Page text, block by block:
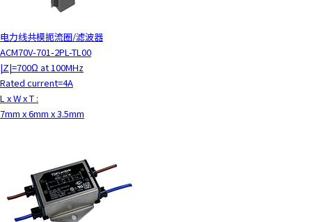
电力线共模扼流圈/滤波器
ACM70V-701-2PL-TL00
|Z|=700Ω at 100MHz
Rated current=4A
L x W x T :
7mm x 6mm x 3.5mm